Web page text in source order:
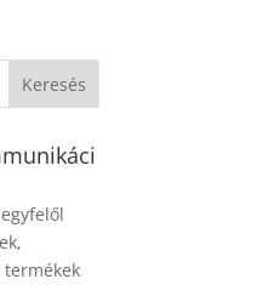
termékek